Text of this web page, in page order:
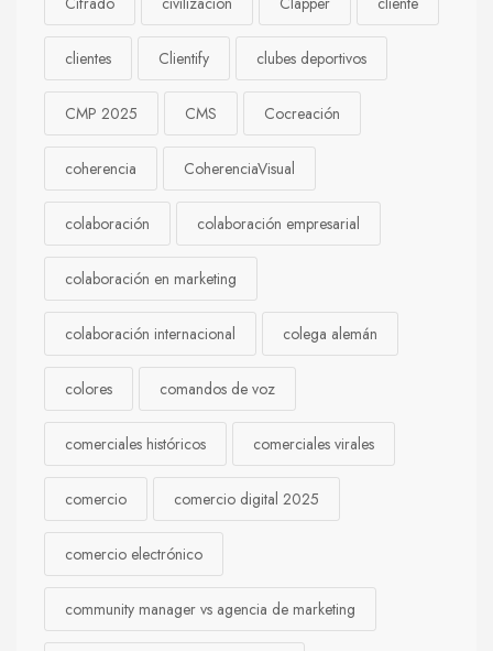
clientes Clientify clubes deportivos
CMP 2025 CMS Cocreación
coherencia CoherenciaVisual
colaboración colaboración empresarial
colaboración en marketing
colaboración internacional colega alemán
colores comandos de voz
comerciales históricos comerciales virales
comercio comercio digital 2025
comercio electrónico
community manager vs agencia de marketing